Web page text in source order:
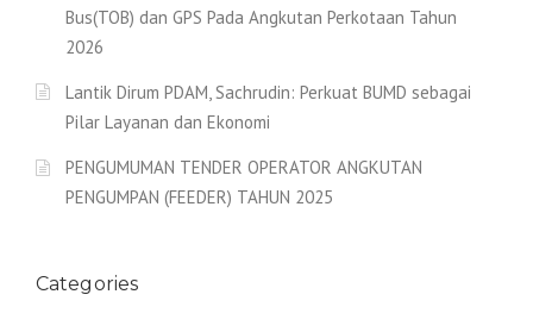
Bus(TOB) dan GPS Pada Angkutan Perkotaan Tahun
2026
Lantik Dirum PDAM, Sachrudin: Perkuat BUMD sebagai
Pilar Layanan dan Ekonomi
PENGUMUMAN TENDER OPERATOR ANGKUTAN
PENGUMPAN (FEEDER) TAHUN 2025
Categories